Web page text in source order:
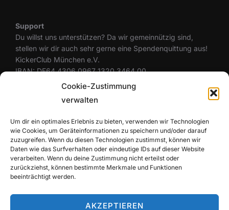
Cookie-Zustimmung
verwalten
Um dir ein optimales Erlebnis zu bieten, verwenden wir Technologien
wie Cookies, um Geräteinformationen zu speichern und/oder darauf
zuzugreifen. Wenn du diesen Technologien zustimmst, können wir
Daten wie das Surfverhalten oder eindeutige IDs auf dieser Website
verarbeiten. Wenn du deine Zustimmung nicht erteilst oder
zurückziehst, können bestimmte Merkmale und Funktionen
beeinträchtigt werden.
AKZEPTIEREN
Support
Du willst uns unterstützen? Da wir gemeinnützig sind,
stellen wir dir auch sehr gerne eine Spendenquittung aus!
KickerClub München e.V.
IBAN: DE64 4306 0967 1320 3464 00
BIC: GENODEM1GLS
Rechtliches
Datenschutzerklärung
Cookie-Richtlinie (EU)
Haftungsausschluss
Impressum